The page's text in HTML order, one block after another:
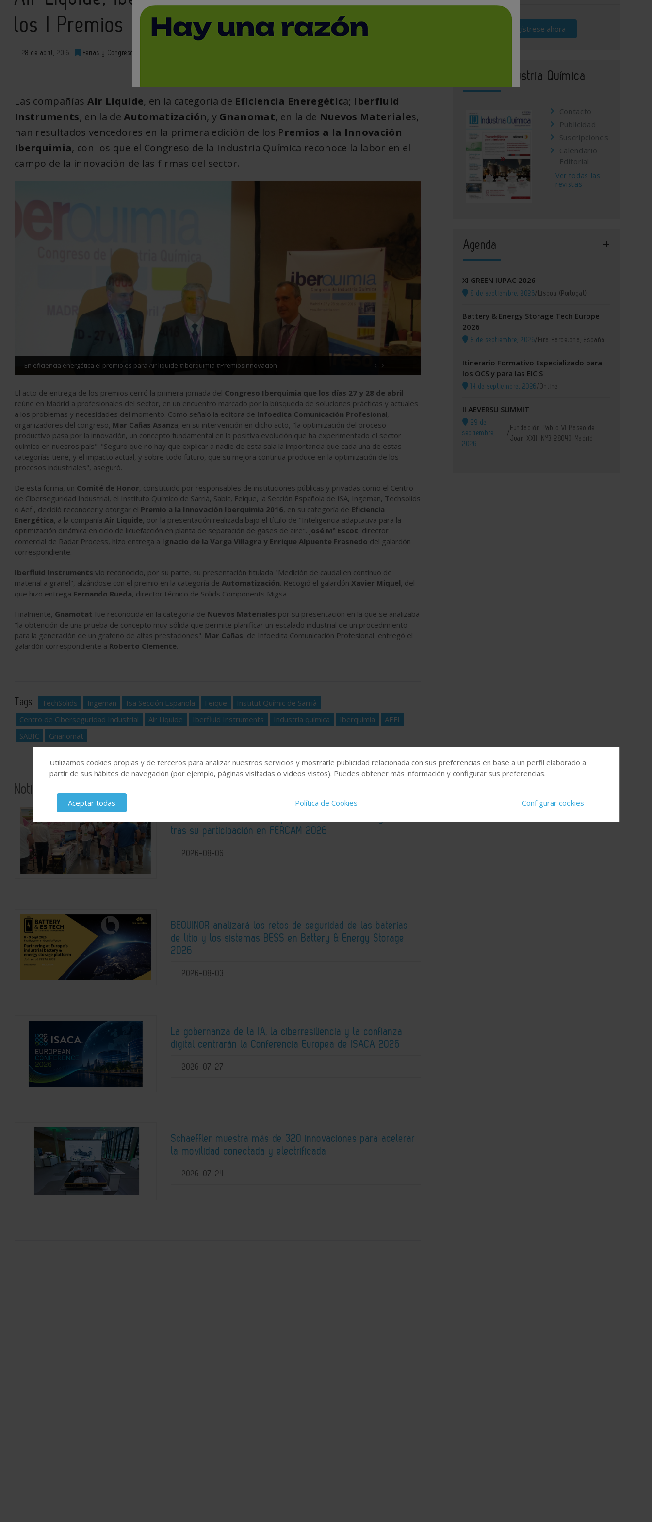
los I Premios a la Innovación Iberquimia
28 de abril, 2016 Ferias y Congresos
Las compañías Air Liquide, en la categoría de Eficiencia Eneregética; Iberfluid
Instruments, en la deAutomatización, y Gnanomat, en la de Nuevos Materiales,
han resultados vencedores en la primera edición de los Premios a la Innovación
Iberquimia, con los que el Congreso de la Industria Química reconoce la labor en el
campo de la innovación de las firmas del sector.
En eficiencia energética el premio es para Air liquide #iberquimia #PremiosInnovacion ‹ ›
El acto de entrega de los premios cerró la primera jornada del Congreso Iberquimia que los días 27 y 28 de abril
reúne en Madrid a profesionales del sector, en un encuentro marcado por la búsqueda de soluciones prácticas y actuales
a los problemas y necesidades del momento. Como señaló la editora de Infoedita Comunicación Profesional,
organizadores del congreso, Mar Cañas Asanza, en su intervención en dicho acto, "la optimización del proceso
productivo pasa por la innovación, un concepto fundamental en la positiva evolución que ha experimentado el sector
químico en nuesros país". "Seguro que no hay que explicar a nadie de esta sala la importancia que cada una de estas
categorías tiene, y el impacto actual, y sobre todo futuro, que su mejora continua produce en la optimización de los
procesos industriales", aseguró.
De esta forma, un Comité de Honor, constituido por responsables de instituciones públicas y privadas como el Centro
de Ciberseguridad Industrial, el Instituto Químico de Sarriá, Sabic, Feique, la Sección Española de ISA, Ingeman, Techsolids
o Aefi, decidió reconocer y otorgar el Premio a la Innovación Iberquimia 2016, en su categoría de Eficiencia
Energética, a la compañía Air Liquide, por la presentación realizada bajo el título de "Inteligencia adaptativa para la
optimización dinámica en ciclo de licuefacción en planta de separación de gases de aire". José Mª Escot, director
comercial de Radar Process, hizo entrega a Ignacio de la Varga Villagra y Enrique Alpuente Frasnedo del galardón
correspondiente.
Iberfluid Instruments vio reconocido, por su parte, su presentación titulada "Medición de caudal en continuo de
material a granel", alzándose con el premio en la categoría de Automatización. Recogió el galardón Xavier Miquel, del
que hizo entrega Fernando Rueda, director técnico de Solids Components Migsa.
Finalmente, Gnamotat fue reconocida en la categoría de Nuevos Materiales por su presentación en la que se analizaba
"la obtención de una prueba de concepto muy sólida que permite planificar un escalado industrial de un procedimiento
para la generación de un grafeno de altas prestaciones". Mar Cañas, de Infoedita Comunicación Profesional, entregó el
galardón correspondiente a Roberto Clemente.
Tags: TechSolids Ingeman Isa Sección Española Feique
Institut Químic de Sarrià
Centro de Ciberseguridad Industrial
Air Liquide Iberfluid Instruments Industria química Iberquimia
AEFI
SABIC
Gnanomat
Noticias relacionadas
tras su participación en FERCAM 2026
2026-08-06
BEQUINOR analizará los retos de seguridad de las baterías
de litio y los sistemas BESS en Battery & Energy Storage
2026
2026-08-03
La gobernanza de la IA, la ciberresiliencia y la confianza
digital centrarán la Conferencia Europea de ISACA 2026
2026-07-27
Schaeffler muestra más de 320 innovaciones para acelerar
la movilidad conectada y electrificada
2026-07-24
Regístrese ahora
Revista Industria Química
Contacto
Publicidad
Suscripciones
Calendario
Editorial
Ver todas las
revistas
Agenda
XI GREEN IUPAC 2026
8 de septiembre, 2026/Lisboa (Portugal)
Battery & Energy Storage Tech Europe
2026
8 de septiembre, 2026/Fira Barcelona, España
Itinerario Formativo Especializado para
los OCS y para las EICIS
14 de septiembre, 2026/Online
II AEVERSU SUMMIT
29 de
septiembre,
2026
/
Fundación Pablo VI Paseo de
Juan XXIII Nº3 28040 Madrid
Utilizamos cookies propias y de terceros para analizar nuestros servicios y mostrarle publicidad relacionada con sus preferencias en base a un perfil elaborado a
partir de sus hábitos de navegación (por ejemplo, páginas visitadas o videos vistos). Puedes obtener más información y configurar sus preferencias.
Aceptar todas Política de Cookies Configurar cookies